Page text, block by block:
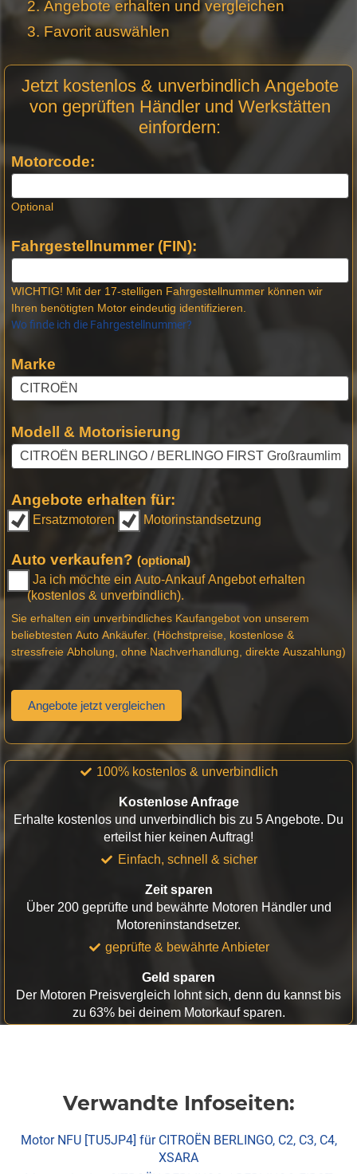
Angebote erhalten und vergleichen
Favorit auswählen
Anfrage
Stellen -
Jetzt kostenlos & unverbindlich Angebote
von geprüften Händler und Werkstätten
einfordern:
Motorcode:
Optional
Fahrgestellnummer (FIN):
WICHTIG! Mit der 17-stelligen Fahrgestellnummer können wir
Ihren benötigten Motor eindeutig identifizieren.
Wo finde ich die Fahrgestellnummer?
Marke
Modell & Motorisierung
Angebote erhalten für:
Ersatzmotoren Motorinstandsetzung
Auto verkaufen? (optional)
Ja ich möchte ein Auto-Ankauf Angebot erhalten
(kostenlos & unverbindlich).
Sie erhalten ein unverbindliches Kaufangebot von unserem
beliebtesten Auto Ankäufer. (Höchstpreise, kostenlose &
stressfreie Abholung, ohne Nachverhandlung, direkte Auszahlung)
Angebote jetzt vergleichen
100% kostenlos & unverbindlich
Kostenlose Anfrage
Erhalte kostenlos und unverbindlich bis zu 5 Angebote. Du
erteilst hier keinen Auftrag!
Einfach, schnell & sicher
Zeit sparen
Über 200 geprüfte und bewährte Motoren Händler und
Motoreninstandsetzer.
geprüfte & bewährte Anbieter
Geld sparen
Der Motoren Preisvergleich lohnt sich, denn du kannst bis
zu 63% bei deinem Motorkauf sparen.
Verwandte Infoseiten:
Motor NFU [TU5JP4] für CITROËN BERLINGO, C2, C3, C4,
XSARA